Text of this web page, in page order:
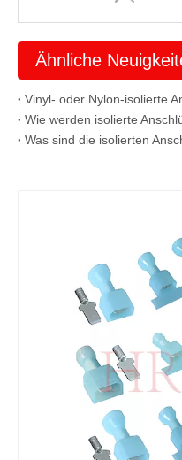
Ähnliche
Vinyl- oder Nylon-isolierte
Wie werden isolierte
Was sind die isolierten